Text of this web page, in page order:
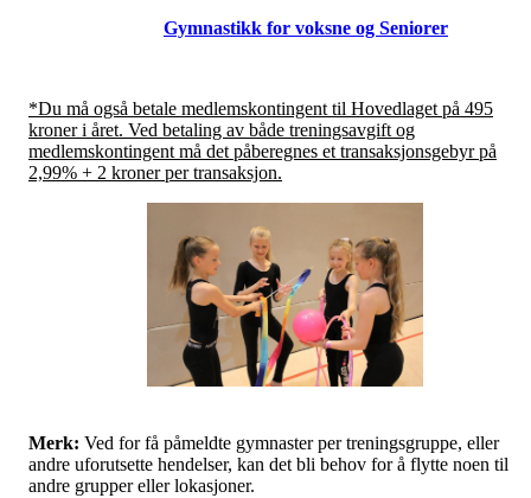
Gymnastikk for voksne og Seniorer
*Du må også betale medlemskontingent til Hovedlaget på 495
kroner i året. Ved betaling av både treningsavgift og
medlemskontingent må det påberegnes et transaksjonsgebyr på
2,99% + 2 kroner per transaksjon.
Merk: Ved for få påmeldte gymnaster per treningsgruppe, eller
andre uforutsette hendelser, kan det bli behov for å flytte noen til
andre grupper eller lokasjoner.